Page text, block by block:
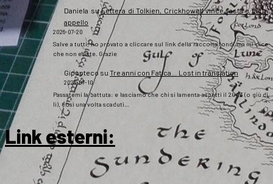
Daniela suLettera di Tolkien, Crickhowell vince l’asta e fa un
appello
2026-07-20
Salve a tutti, ho provato a cliccare sul link della raccolta fondi ma mi dice
che non esiste. Grazie
Gipsotecosu Tre anni con Fatica… Lost in translation
2026-07-10
Passatemi la battuta: e lasciamo che chi si lamenta aspetti il 2043 (o giù di
lì), così una volta scaduti…
Link esterni: